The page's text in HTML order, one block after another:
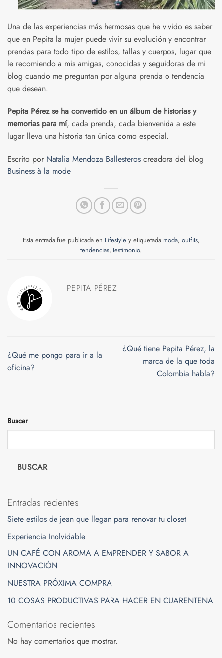
Una de las experiencias más hermosas que he vivido es saber
que en Pepita la mujer puede vivir su evolución y encontrar
prendas para todo tipo de estilos, tallas y cuerpos, lugar que
le recomiendo a mis amigas, conocidas y seguidoras de mi
blog cuando me preguntan por alguna prenda o tendencia
que desean.
Pepita Pérez se ha convertido en un álbum de historias y
memorias para mí, cada prenda, cada bienvenida a este
lugar lleva una historia tan única como especial.
Escrito por Natalia Mendoza Ballesteros creadora del blog
Business à la mode
Esta entrada fue publicada en Lifestyle y etiquetada moda, outfits,
tendencias, testimonio.
PEPITA PÉREZ
¿Qué me pongo para ir a la
oficina?
¿Qué tiene Pepita Pérez, la
marca de la que toda
Colombia habla?
Buscar
BUSCAR
Entradas recientes
Siete estilos de jean que llegan para renovar tu closet
Experiencia Inolvidable
UN CAFÉ CON AROMA A EMPRENDER Y SABOR A
INNOVACIÓN
NUESTRA PRÓXIMA COMPRA
10 COSAS PRODUCTIVAS PARA HACER EN CUARENTENA
Comentarios recientes
No hay comentarios que mostrar.